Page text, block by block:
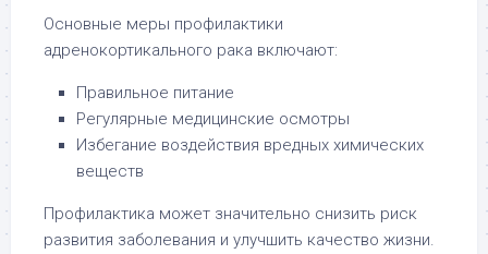
Основные меры профилактики
адренокортикального рака включают:
Правильное питание
Регулярные медицинские осмотры
Избегание воздействия вредных химических
веществ
Профилактика может значительно снизить риск
развития заболевания и улучшить качество жизни.